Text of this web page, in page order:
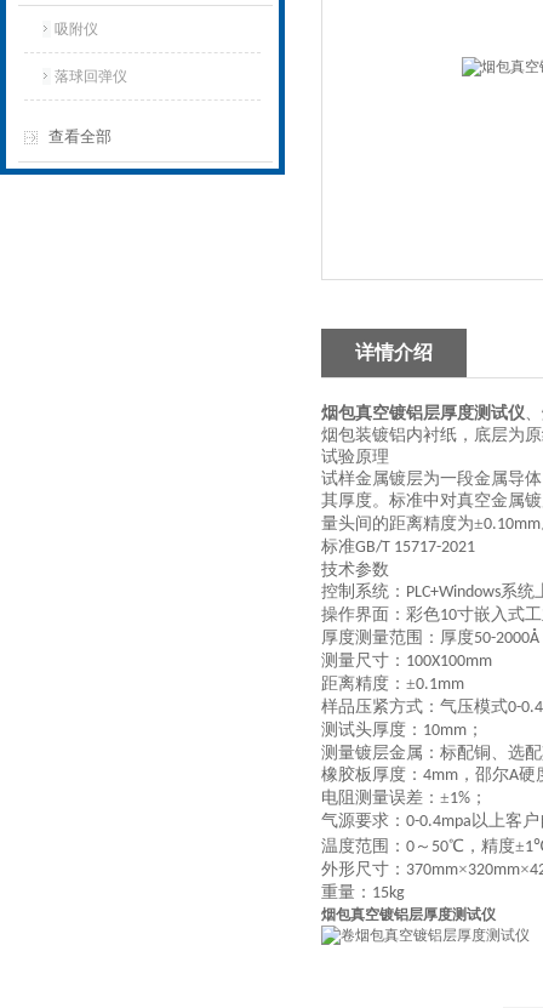
吸附仪
落球回弹仪
查看全部
详情介绍
烟包真空镀铝层厚度测试仪
烟包装镀铝内衬纸，底层为
试验原理
试样金属镀层为一段金属导
其厚度。标准中对真空金属
量头间的距离精度为±0.10mm
标准GB/T 15717-2021
技术参数
控制系统： PLC+Windows系统
操作界面：彩色10寸嵌入式
厚度测量范围：厚度50-2000Å
测量尺寸： 100X100mm
距离精度： ±0.1mm
样品压紧方式：气压模式0-
测试头厚度： 10mm ；
测量镀层金属： 标配铜、 选
橡胶板厚度： 4mm ，邵尔A硬
电阻测量误差： ±1% ；
气源要求： 0-0.4mpa 以上客
温度范围： 0 ～ 50℃，精度±1
外形尺寸： 370mm×320mm×
重量： 15kg
烟包真空镀铝层厚度测试仪